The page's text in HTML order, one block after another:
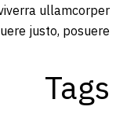
ullamcorper
justo, posuere.
Tags